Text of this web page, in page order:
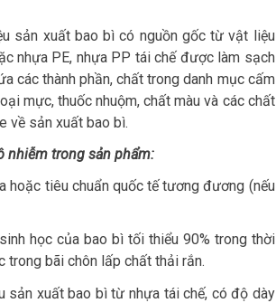
sản xuất bao bì có nguồn gốc từ vật liệu
nhựa PE, nhựa PP tái chế được làm sạch
các thành phần, chất trong danh mục cấm
mực, thuốc nhuộm, chất màu và các chất
về sản xuất bao bì.
nhiễm trong sản phẩm:
hoặc tiêu chuẩn quốc tế tương đương (nếu
học của bao bì tối thiểu 90% trong thời
bãi chôn lấp chất thải rắn.
sản xuất bao bì từ nhựa tái chế, có độ dày